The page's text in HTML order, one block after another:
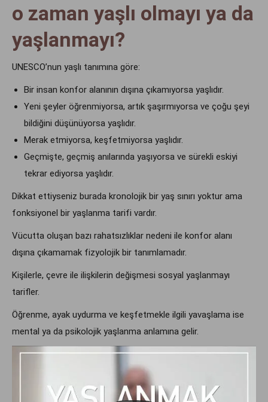
o zaman yaşlı olmayı ya da
yaşlanmayı?
UNESCO’nun yaşlı tanımına göre:
Bir insan konfor alanının dışına çıkamıyorsa yaşlıdır.
Yeni şeyler öğrenmiyorsa, artık şaşırmıyorsa ve çoğu şeyi
bildiğini düşünüyorsa yaşlıdır.
Merak etmiyorsa, keşfetmiyorsa yaşlıdır.
Geçmişte, geçmiş anılarında yaşıyorsa ve sürekli eskiyi
tekrar ediyorsa yaşlıdır.
Dikkat ettiyseniz burada kronolojik bir yaş sınırı yoktur ama
fonksiyonel bir yaşlanma tarifi vardır.
Vücutta oluşan bazı rahatsızlıklar nedeni ile konfor alanı
dışına çıkamamak fizyolojik bir tanımlamadır.
Kişilerle, çevre ile ilişkilerin değişmesi sosyal yaşlanmayı
tarifler.
Öğrenme, ayak uydurma ve keşfetmekle ilgili yavaşlama ise
mental ya da psikolojik yaşlanma anlamına gelir.